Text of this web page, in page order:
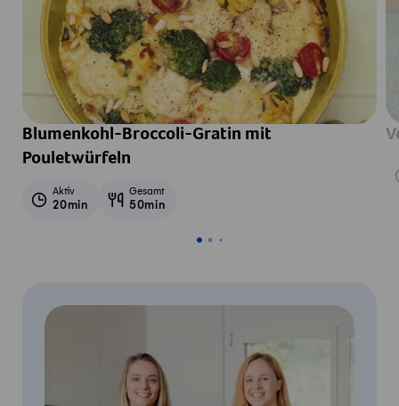
Blumenkohl-Broccoli-Gratin mit
Pouletwürfeln
Aktiv
20min
Gesamt
50min